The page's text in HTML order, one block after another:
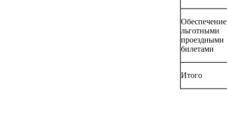
Обеспечение
льготными
проездными
билетами
Итого